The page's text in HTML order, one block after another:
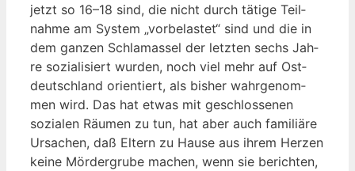
jetzt so 16–18 sind, die nicht durch täti­ge Teil­
nah­me am Sys­tem „vor­be­las­tet“ sind und die in
dem gan­zen Schla­mas­sel der letz­ten sechs Jah­
re sozia­li­siert wur­den, noch viel mehr auf Ost­
deutsch­land ori­en­tiert, als bis­her wahr­ge­nom­
men wird. Das hat etwas mit geschlos­se­nen
sozia­len Räu­men zu tun, hat aber auch fami­liä­re
Ursa­chen, daß Eltern zu Hau­se aus ihrem Her­zen
kei­ne Mör­der­gru­be machen, wenn sie berich­ten,